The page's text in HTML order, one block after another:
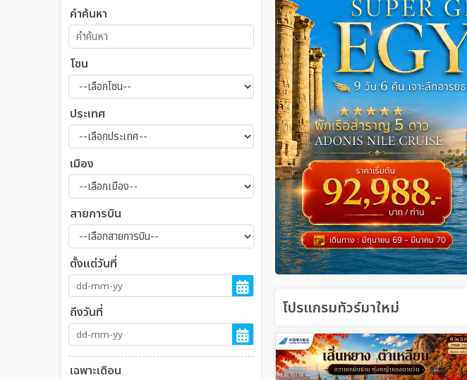
คำค้นหา
โซน
ประเทศ
เมือง
สายการบิน
ตั้งแต่วันที่
ถึงวันที่
เฉพาะเดือน
โปรแกรมทัวร์มาใหม่